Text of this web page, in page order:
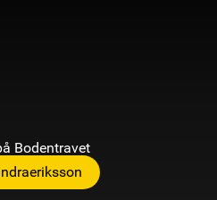
Bodentravet